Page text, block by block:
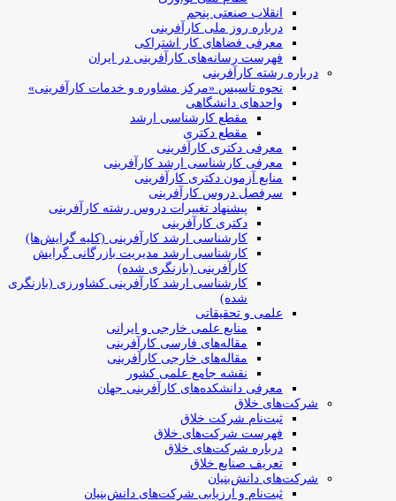
انقلاب صنعتی پنجم
درباره روز ملی کارآفرینی
معرفی فضاهای کار اشتراکی
فهرست رسانه‌های کارآفرینی در ایران
درباره رشته کارآفرینی
نحوه تاسیس «مرکز مشاوره و خدمات کارآفرینی»
واحدهای دانشگاهی
مقطع کارشناسی ارشد
مقطع دکتری
معرفی دکتری کارآفرینی
معرفی کارشناسی ارشد کارآفرینی
منابع آزمون دکتری کارآفرینی
سرفصل دروس کارآفرینی
پیشنهاد تغییرات دروس رشته کارآفرینی
دکتری کارآفرینی
کارشناسی ارشد کارآفرینی (کلیه گرایش‌ها)
کارشناسی ارشد مدیریت بازرگانی گرایش
کارآفرینی (بازنگری شده)
کارشناسی ارشد کارآفرینی کشاورزی (بازنگری
شده)
علمی و تحقیقاتی
منابع علمی خارجی و ایرانی
مقاله‌های فارسی کارآفرینی
مقاله‌های خارجی کارآفرینی
نقشه جامع علمی کشور
معرفی دانشکده‌های کارآفرینی جهان
شرکت‌های خلاق
ثبت‌نام شرکت خلاق
فهرست شرکت‌های خلاق
درباره شرکت‌های خلاق
تعریف صنایع خلاق
شرکت‌های دانش‌بنیان
ثبت‌نام و ارزیابی شرکت‌های دانش‌بنیان